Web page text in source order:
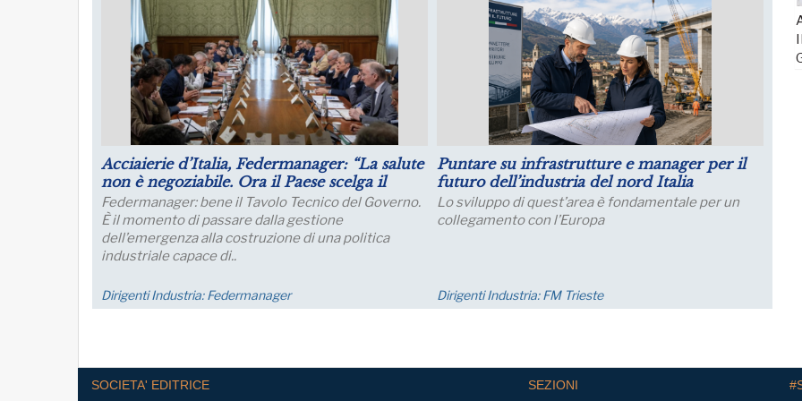
Acciaierie d’Italia, Federmanager: “La salute
non è negoziabile. Ora il Paese scelga il
proprio futuro industriale”
Federmanager: bene il Tavolo Tecnico del Governo.
È il momento di passare dalla gestione
dell’emergenza alla costruzione di una politica
industriale capace di..
Dirigenti Industria:Federmanager
Puntare su infrastrutture e manager per il
futuro dell’industria del nord Italia
Lo sviluppo di quest’area è fondamentale per un
collegamento con l’Europa
Dirigenti Industria:FM Trieste
SOCIETA' EDITRICE SEZIONI